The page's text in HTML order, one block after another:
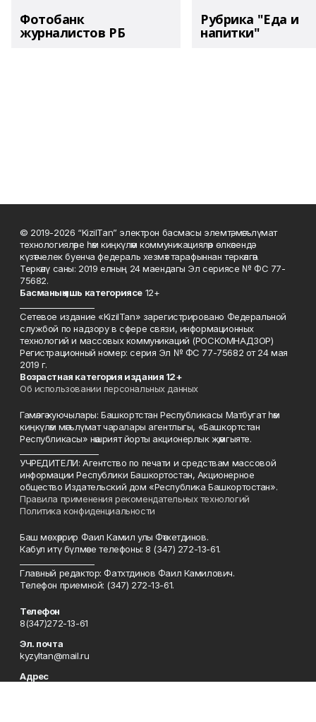
Фотобанк
журналистов РБ
Рубрика "Еда и
напитки"
© 2019-2026 “KizilTan” электрон басмасы элемтә, мәгълүмат
технологияләре һәм киңкүләм коммуникацияләр өлкәсендә
күзәтчелек буенча федераль хезмәт тарафыннан теркәлгән.
Теркәлү саны: 2019 елның 24 маендагы Эл сериясе № ФС 77-
75682.
Басманың яшь категориясе12+
Сетевое издание «KizilTan» зарегистрировано Федеральной
службой по надзору в сфере связи, информационных
технологий и массовых коммуникаций (РОСКОМНАДЗОР)
Регистрационный номер: серия Эл № ФС 77-75682 от 24 мая
2019 г.
Возрастная категория издания 12+
Об использовании персональных данных
Гамәлгә куючылары: Башкортстан Республикасы Матбугат һәм
киңкүләм мәгълүмат чаралары агентлыгы, «Башкортстан
Республикасы» нәшрият йорты акционерлык җәмгыяте.
УЧРЕДИТЕЛИ: Агентство по печати и средствам массовой
информации Республики Башкортостан, Акционерное
общество Издательский дом «Республика Башкортостан».
Правила применения рекомендательных технологий
Политика конфиденциальности
Баш мөхәррир Фаил Камил улы Фәтхетдинов.
Кабул итү бүлмәсе телефоны: 8 (347) 272-13-61.
Главный редактор: Фатхтдинов Фаил Камилович.
Телефон приемной: (347) 272-13-61.
Телефон
8(347)272-13-61
Эл. почта
kyzyltan@mail.ru
Адрес